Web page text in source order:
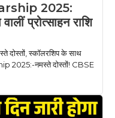
2025:
प्रोत्साहन राशि
स्कॉलरशिप के साथ
2025:-नमस्ते दोस्तों! CBSE